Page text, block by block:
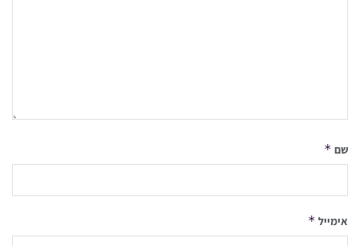
שם *
אימייל *